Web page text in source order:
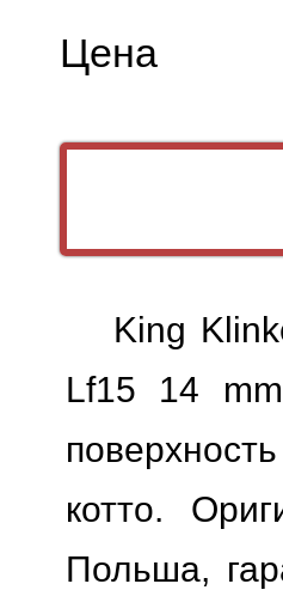
Цена
King
Lf15 14
котто.
Польша,